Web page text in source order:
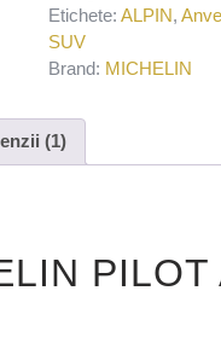
Etichete:ALPIN,
SUV
Brand: MICHELIN
(1)
PILOT